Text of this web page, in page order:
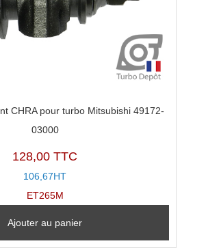
CHRA pour turbo Mitsubishi 49172-
03000
128,00 TTC
106,67HT
ET265M
Ajouter au panier